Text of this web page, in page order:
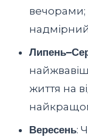
вечорами;
життя на
Вересень: